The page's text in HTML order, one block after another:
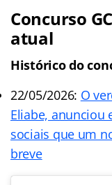
Concurso
atual
Histórico do
22/05/2026: O
Eliabe, anunciou
sociais que um
breve